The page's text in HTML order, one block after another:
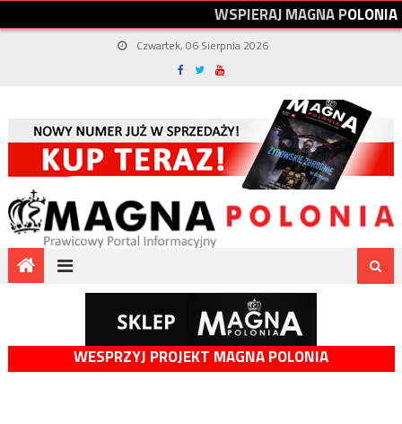
WSPIERAJMAGNAPOLONIA
Czwartek, 06 Sierpnia 2026
WESPRZYJ PROJEKT MAGNA POLONIA